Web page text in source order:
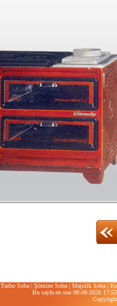
Turbo Soba| Şömine Soba| Majolik Soba|
Bu sayfa en son 08-08-2026